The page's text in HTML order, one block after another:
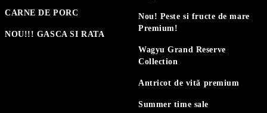
CARNE DE PORC
NOU!!! GASCA SI RATA
Nou! Peste si fructe de mare
Premium!
Wagyu Grand Reserve
Collection
Antricot de vită premium
Summer time sale